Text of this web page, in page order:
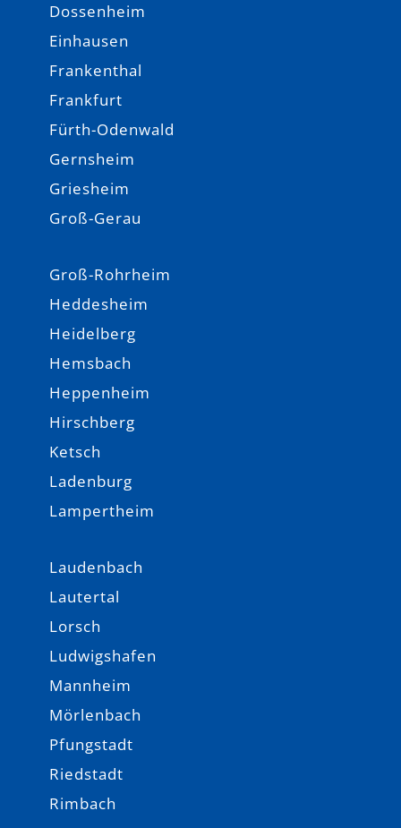
Dossenheim
Einhausen
Frankenthal
Frankfurt
Fürth-Odenwald
Gernsheim
Griesheim
Groß-Gerau
Groß-Rohrheim
Heddesheim
Heidelberg
Hemsbach
Heppenheim
Hirschberg
Ketsch
Ladenburg
Lampertheim
Laudenbach
Lautertal
Lorsch
Ludwigshafen
Mannheim
Mörlenbach
Pfungstadt
Riedstadt
Rimbach